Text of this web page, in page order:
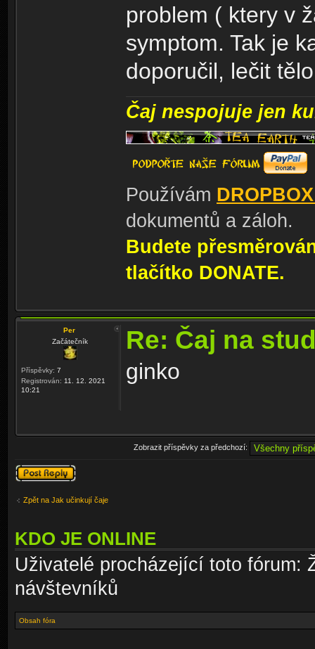
problem ( ktery v
symptom. Tak je
doporučil, lečit
Čaj nespojuje jen
Používám
dokumentů a záloh.
Budete
tlačítko DONATE.
Per
Začátečník
Příspěvky: 7
Registrován: 11. 12. 2021
10:21
Re: Čaj na
ginko
Zobrazit příspěvky za předchozí:
Odeslat odpověď
Zpět na Jak učinkují čaje
KDO JE ONLINE
Uživatelé procházející toto fórum:
návštevníků
Obsah fóra